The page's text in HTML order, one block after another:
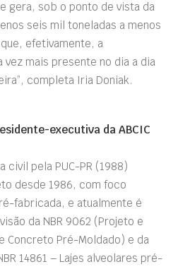
gera, sob o ponto de vista da
seis mil toneladas a menos
efetivamente, a
mais presente no dia a dia
completa Iria Doniak.
executiva da ABCIC
civil pela PUC-PR (1988)
desde 1986, com foco
fabricada, e atualmente é
da NBR 9062 (Projeto e
Concreto Pré-Moldado) e da
14861 – Lajes alveolares pré-